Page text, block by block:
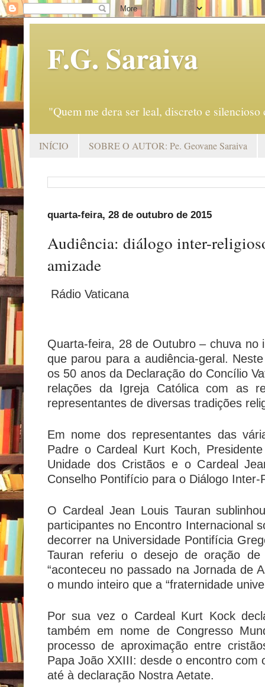
F.G. Saraiva
"Quem me dera ser leal, discreto e
INÍCIO SOBRE O AUTOR: Pe. Geovane Saraiva
quarta-feira, 28 de outubro de 2015
Audiência: diálogo inter-
amizade
Rádio Vaticana
Quarta-feira, 28 de Outubro – chuva
que parou para a audiência-geral.
os 50 anos da Declaração do Concílio
relações da Igreja Católica com as
representantes de diversas tradições
Em nome dos representantes das
Padre o Cardeal Kurt Koch,
Unidade dos Cristãos e o Cardeal
Conselho Pontifício para o Diálogo Inter-
O Cardeal Jean Louis Tauran
participantes no Encontro Internacional
decorrer na Universidade Pontifícia
Tauran referiu o desejo de oração
“aconteceu no passado na Jornada de
o mundo inteiro que a “fraternidade
Por sua vez o Cardeal Kurt Kock
também em nome de Congresso
processo de aproximação entre
Papa João XXIII: desde o encontro com
até à declaração Nostra Aetate.